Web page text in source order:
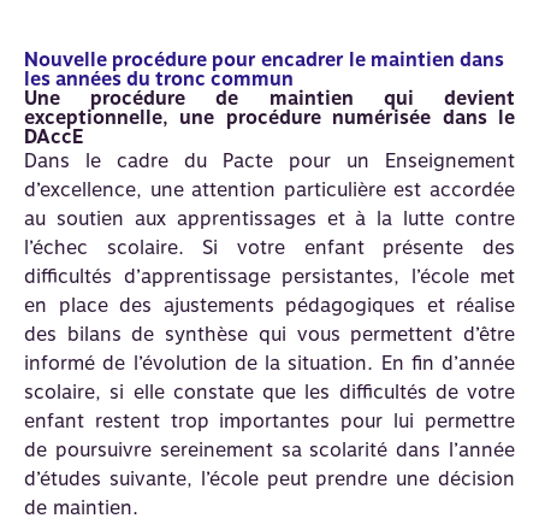
Nouvelle procédure pour encadrer le maintien dans
les années du tronc commun
Une procédure de maintien qui devient
exceptionnelle, une procédure numérisée dans le
DAccE
Dans le cadre du Pacte pour un Enseignement
d’excellence, une attention particulière est accordée
au soutien aux apprentissages et à la lutte contre
l’échec scolaire. Si votre enfant présente des
difficultés d’apprentissage persistantes, l’école met
en place des ajustements pédagogiques et réalise
des bilans de synthèse qui vous permettent d’être
informé de l’évolution de la situation. En fin d’année
scolaire, si elle constate que les difficultés de votre
enfant restent trop importantes pour lui permettre
de poursuivre sereinement sa scolarité dans l’année
d’études suivante, l’école peut prendre une décision
de maintien.